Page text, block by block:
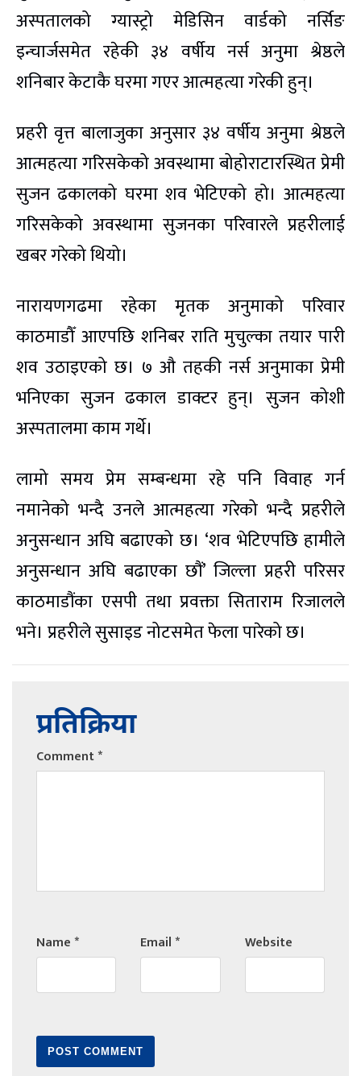
अस्पतालको ग्यास्ट्रो मेडिसिन वार्डको नर्सिङ
इन्चार्जसमेत रहेकी ३४ वर्षीय नर्स अनुमा श्रेष्ठले
शनिबार केटाकै घरमा गएर आत्महत्या गरेकी हुन्।
प्रहरी वृत्त बालाजुका अनुसार ३४ वर्षीय अनुमा श्रेष्ठले
आत्महत्या गरिसकेको अवस्थामा बोहोराटारस्थित प्रेमी
सुजन ढकालको घरमा शव भेटिएको हो। आत्महत्या
गरिसकेको अवस्थामा सुजनका परिवारले प्रहरीलाई
खबर गरेको थियो।
नारायणगढमा रहेका मृतक अनुमाको परिवार
काठमाडौँ आएपछि शनिबर राति मुचुल्का तयार पारी
शव उठाइएको छ। ७ औ तहकी नर्स अनुमाका प्रेमी
भनिएका सुजन ढकाल डाक्टर हुन्। सुजन कोशी
अस्पतालमा काम गर्थे।
लामो समय प्रेम सम्बन्धमा रहे पनि विवाह गर्न
नमानेको भन्दै उनले आत्महत्या गरेको भन्दै प्रहरीले
अनुसन्धान अघि बढाएको छ। ‘शव भेटिएपछि हामीले
अनुसन्धान अघि बढाएका छौं’ जिल्ला प्रहरी परिसर
काठमाडौंका एसपी तथा प्रवक्ता सिताराम रिजालले
भने। प्रहरीले सुसाइड नोटसमेत फेला पारेको छ।
प्रतिक्रिया
Comment*
Name* Email* Website